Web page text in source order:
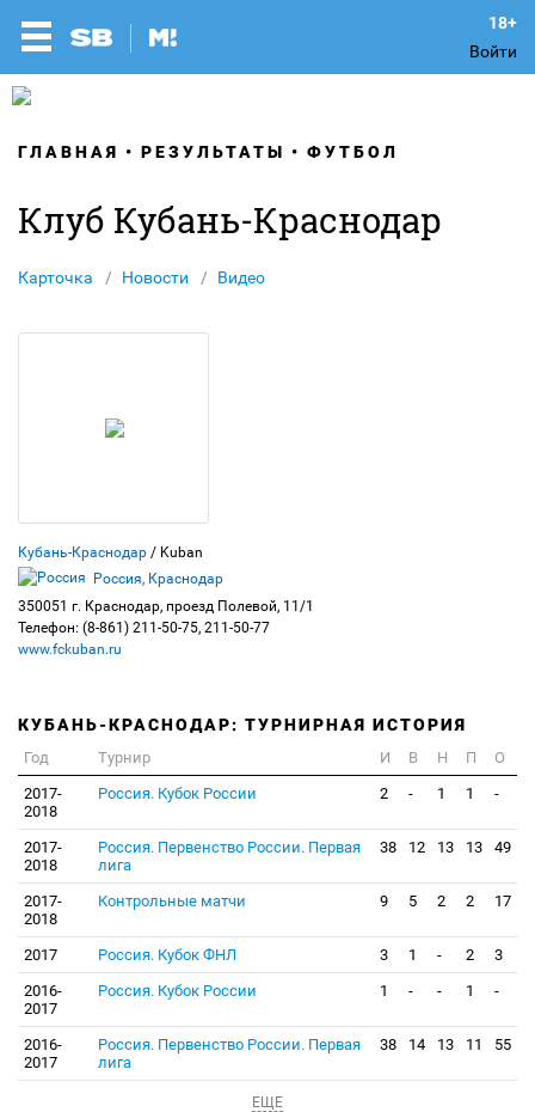
Войти
ГЛАВНАЯ РЕЗУЛЬТАТЫ ФУТБОЛ
Клуб Кубань-Краснодар
Карточка Новости Видео
Кубань-Краснодар / Kuban
Россия, Краснодар
350051 г. Краснодар, проезд Полевой, 11/1
Телефон: (8-861) 211-50-75, 211-50-77
www.fckuban.ru
КУБАНЬ-КРАСНОДАР: ТУРНИРНАЯ ИСТОРИЯ
Год Турнир И В Н П
О
2017-
2018
Россия. Кубок России 2 - 1 1 -
2017-
2018
Россия. Первенство России. Первая
лига
38 12 13 13 49
2017-
2018
Контрольные матчи 9 5 2 2 17
2017 Россия. Кубок ФНЛ 3 1 - 2
3
2016-
2017
Россия. Кубок России 1 - - 1 -
2016-
2017
Россия. Первенство России. Первая
лига
38 14 13 11 55
ЕЩЕ